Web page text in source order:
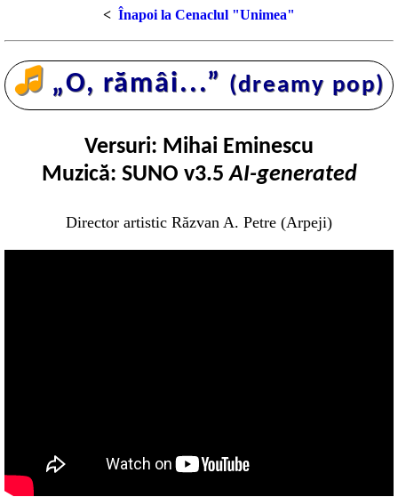
< Înapoi la Cenaclul "Unimea"
🎜 „O, rămâi...” (dreamy pop)
Versuri: Mihai Eminescu
Muzică: SUNO v3.5AI-generated
Director artistic Răzvan A. Petre (Arpeji)